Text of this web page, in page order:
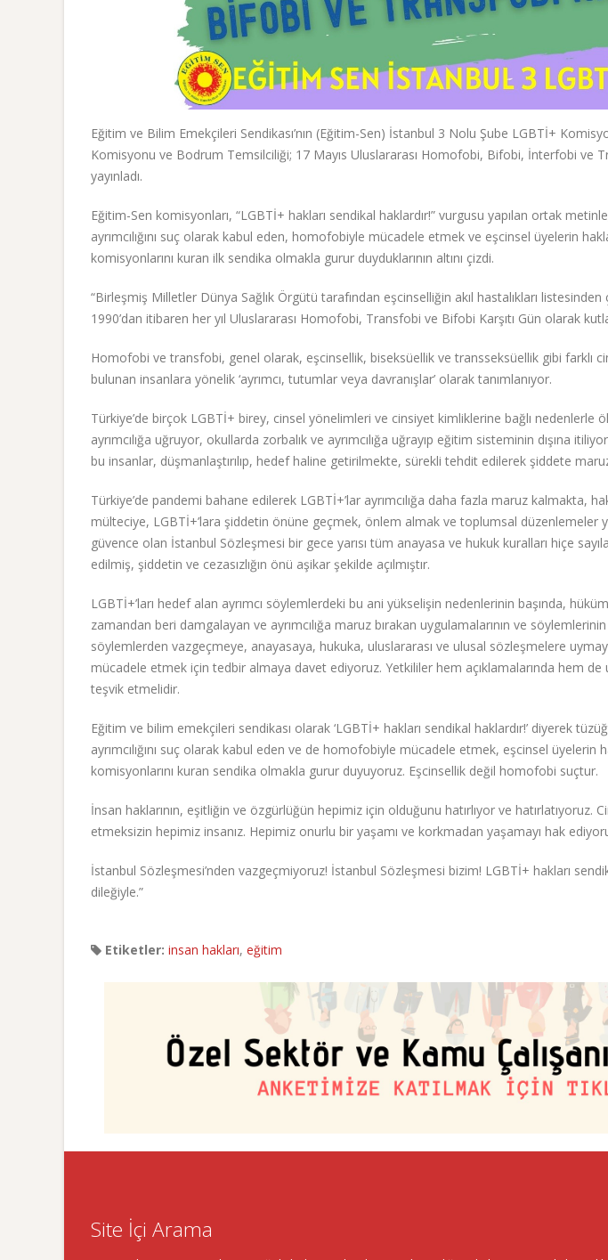
Eğitim ve Bilim Emekçileri Sendikası’nın (Eğitim-Sen) İstanbul 3 Nolu Şube LGBTİ+
Komisyonu ve Bodrum Temsilciliği; 17 Mayıs Uluslararası Homofobi, Bifobi, İnterfobi ve
yayınladı.
Eğitim-Sen komisyonları, “LGBTİ+ hakları sendikal haklardır!” vurgusu yapılan ortak
ayrımcılığını suç olarak kabul eden, homofobiyle mücadele etmek ve eşcinsel üyelerin
komisyonlarını kuran ilk sendika olmakla gurur duyduklarının altını çizdi.
“Birleşmiş Milletler Dünya Sağlık Örgütü tarafından eşcinselliğin akıl hastalıkları listesinden
1990’dan itibaren her yıl Uluslararası Homofobi, Transfobi ve Bifobi Karşıtı Gün olarak
Homofobi ve transfobi, genel olarak, eşcinsellik, biseksüellik ve transseksüellik gibi farklı
bulunan insanlara yönelik ‘ayrımcı, tutumlar veya davranışlar’ olarak tanımlanıyor.
Türkiye’de birçok LGBTİ+ birey, cinsel yönelimleri ve cinsiyet kimliklerine bağlı nedenlerle
ayrımcılığa uğruyor, okullarda zorbalık ve ayrımcılığa uğrayıp eğitim sisteminin dışına
bu insanlar, düşmanlaştırılıp, hedef haline getirilmekte, sürekli tehdit edilerek şiddete
Türkiye’de pandemi bahane edilerek LGBTİ+’lar ayrımcılığa daha fazla maruz kalmakta,
mülteciye, LGBTİ+’lara şiddetin önüne geçmek, önlem almak ve toplumsal düzenlemeler
güvence olan İstanbul Sözleşmesi bir gece yarısı tüm anayasa ve hukuk kuralları hiçe
edilmiş, şiddetin ve cezasızlığın önü aşikar şekilde açılmıştır.
LGBTİ+’ları hedef alan ayrımcı söylemlerdeki bu ani yükselişin nedenlerinin başında,
zamandan beri damgalayan ve ayrımcılığa maruz bırakan uygulamalarının ve
söylemlerden vazgeçmeye, anayasaya, hukuka, uluslararası ve ulusal sözleşmelere
mücadele etmek için tedbir almaya davet ediyoruz. Yetkililer hem açıklamalarında hem de
teşvik etmelidir.
Eğitim ve bilim emekçileri sendikası olarak ‘LGBTİ+ hakları sendikal haklardır!’ diyerek
ayrımcılığını suç olarak kabul eden ve de homofobiyle mücadele etmek, eşcinsel üyelerin
komisyonlarını kuran sendika olmakla gurur duyuyoruz. Eşcinsellik değil homofobi suçtur.
İnsan haklarının, eşitliğin ve özgürlüğün hepimiz için olduğunu hatırlıyor ve
etmeksizin hepimiz insanız. Hepimiz onurlu bir yaşamı ve korkmadan yaşamayı hak
İstanbul Sözleşmesi’nden vazgeçmiyoruz! İstanbul Sözleşmesi bizim! LGBTİ+ hakları
dileğiyle.”
Etiketler: insan hakları, eğitim
Site İçi Arama